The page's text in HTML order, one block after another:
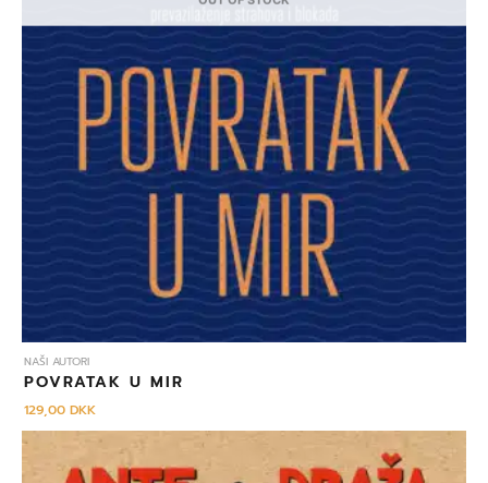
NAŠI AUTORI
POVRATAK U MIR
129,00DKK